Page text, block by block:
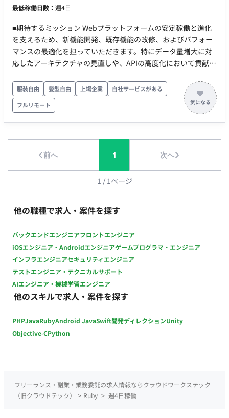
ート勤務が可能な案件になります。
最低稼働日数： 週4日
■期待するミッション Webプラットフォームの安定稼働と進化
を支えるため、新機能開発、既存機能の改修、およびパフォー
マンスの最適化を担っていただきます。特にデータ量増大に対
応したアーキテクチャの見直しや、APIの高度化において貢献を
ムの設計・開発・運用】 新機能の企画から要件定義、実装、テ
ストまでを一貫して担当します。また、EOL対応や障害対応、
ログ分析を通じた改善施策の立案・実行も行います。 【スケー
ラビリティとパフォーマンスの最適化】 データ容量の増大に対
ポンス向上を図ります。 【公開APIの高度化とマネタイズ支
援】 外部パートナー向けAPIの保守運用に加え、利用状況の監
視やUX改善、従量課金モデル導入に向けた仕組み構築を行いま
React, Vue.js DB：MySQL (Amazon Aurora) インフラ：AWS,
GCP, Docker, Terraform, AWS CloudFormation, CircleCI,
Devin、Gemini AdvancedなどのAIツールを積極的に導入して
います。 ■働き方 ・ 稼働量：週4日～ ・ 稼働時間：平日日中 ・
リモート稼働：フルリモート（正社員に切り替え時は最低週1日
出社） ・PC：貸与（Mac）
服装自由 髪型自由 上場企業
自社サービスがある
フルリモート
前へ 1 次へ
1 / 1ページ
他の職種で求人・案件を探す
バックエンドエンジニアフロントエンジニア
iOSエンジニア・Androidエンジニアゲームプログラマ・エンジニア
インフラエンジニアセキュリティエンジニア
テストエンジニア・テクニカルサポート
AIエンジニア・機械学習エンジニア
他のスキルで求人・案件を探す
PHPJavaRubyAndroid JavaSwift開発ディレクションUnity
Objective-CPython
フリーランス・副業・業務委託の求人情報ならクラウドワークステック
（旧クラウドテック）
> Ruby > 週4日稼働